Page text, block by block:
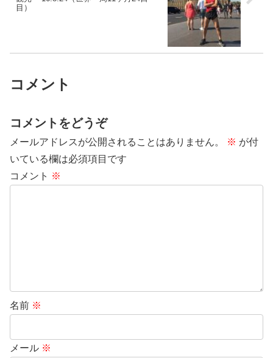
目）
コメント
コメントをどうぞ
メールアドレスが公開されることはありません。 ※ が付
いている欄は必須項目です
コメント ※
名前 ※
メール ※